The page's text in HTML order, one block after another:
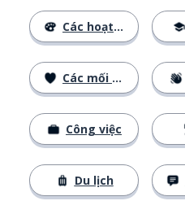
Các hoạt động
Các mối quan hệ
Công việc
Du lịch